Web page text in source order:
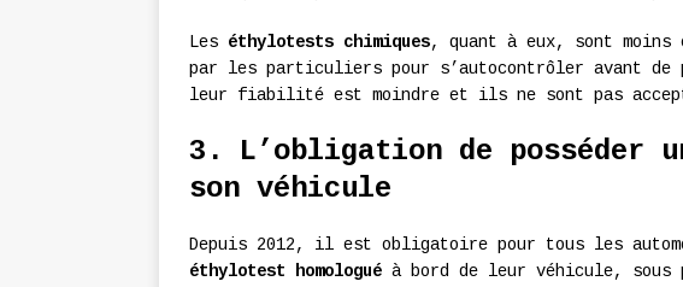
Les éthylotests chimiques, quant à eux, sont
par les particuliers pour s’autocontrôler avant de
leur fiabilité est moindre et ils ne sont pas
3. L’obligation de posséder
son véhicule
Depuis 2012, il est obligatoire pour tous les
éthylotest homologué à bord de leur véhicule, sous